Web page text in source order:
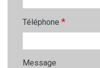
Téléphone *
Message